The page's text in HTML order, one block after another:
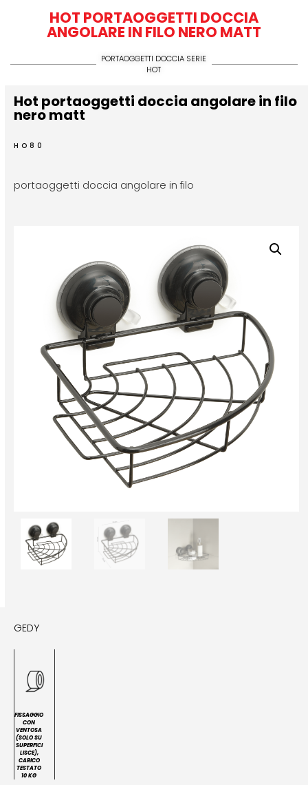
HOT PORTAOGGETTI DOCCIA
ANGOLARE IN FILO NERO MATT
PORTAOGGETTI DOCCIA SERIE
HOT
Hot portaoggetti doccia angolare in filo
nero matt
HO80
portaoggetti doccia angolare in filo
GEDY
FISSAGGIO
CON
VENTOSA
(SOLO SU
SUPERFICI
LISCE),
CARICO
TESTATO
10 KG